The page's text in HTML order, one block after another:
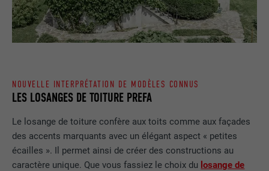
LES LOSANGES DE TOITURE PREFA
NOUVELLE INTERPRÉTATION DE MODÈLES CONNUS
Le losange de toiture confère aux toits comme aux façades
des accents marquants avec un élégant aspect « petites
écailles ». Il permet ainsi de créer des constructions au
caractère unique. Que vous fassiez le choix du losange de
EXPIRATION 1 an
UTILITÉ
utilisateur sur le site Internet après
l'affichage d'une annonce du
fournisseur ou après que l'utilisateur a
cliqué sur une annonce du fournisseur,
avec pour objectif de mesurer l'efficacité
d'une publicité et d'afficher des
publicités plus ciblées pour l'utilisateur.